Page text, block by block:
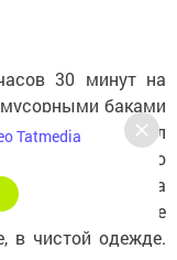
30 минут на
баками
центр» был
Возраст - около
ребенка
повреждений не
в чистой одежде.
Tatmedia